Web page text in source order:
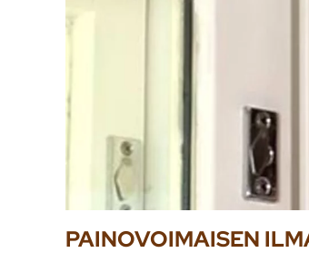
PAINOVOIMAISEN